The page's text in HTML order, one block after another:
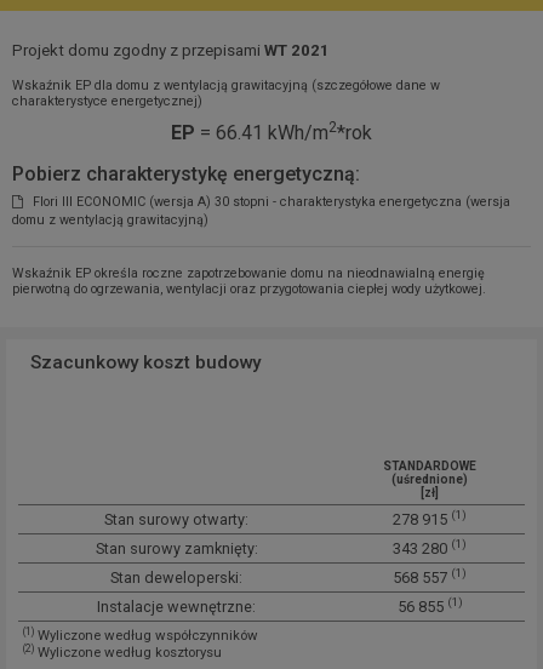
Projekt domu zgodny z przepisami WT 2021
Wskaźnik EP dla domu z wentylacją grawitacyjną (szczegółowe dane w
charakterystyce energetycznej)
EP = 66.41 kWh/m2*rok
Pobierz charakterystykę energetyczną:
Flori III ECONOMIC (wersja A) 30 stopni - charakterystyka energetyczna (wersja
domu z wentylacją grawitacyjną)
Wskaźnik EP określa roczne zapotrzebowanie domu na nieodnawialną energię
pierwotną do ogrzewania, wentylacji oraz przygotowania ciepłej wody użytkowej.
Szacunkowy koszt budowy
STANDARDOWE
(uśrednione)
[zł]
Stan surowy otwarty: 278 915 (1)
Stan surowy zamknięty: 343 280 (1)
Stan deweloperski: 568 557 (1)
Instalacje wewnętrzne: 56 855 (1)
(1) Wyliczone według współczynników
(2) Wyliczone według kosztorysu